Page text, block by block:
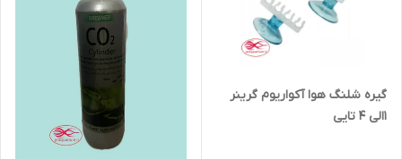
گیره شلنگ هوا آکواریوم گرینر
1الی 4 تایی